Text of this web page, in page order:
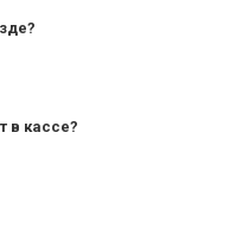
7 лет.
в кассе?
заказа;